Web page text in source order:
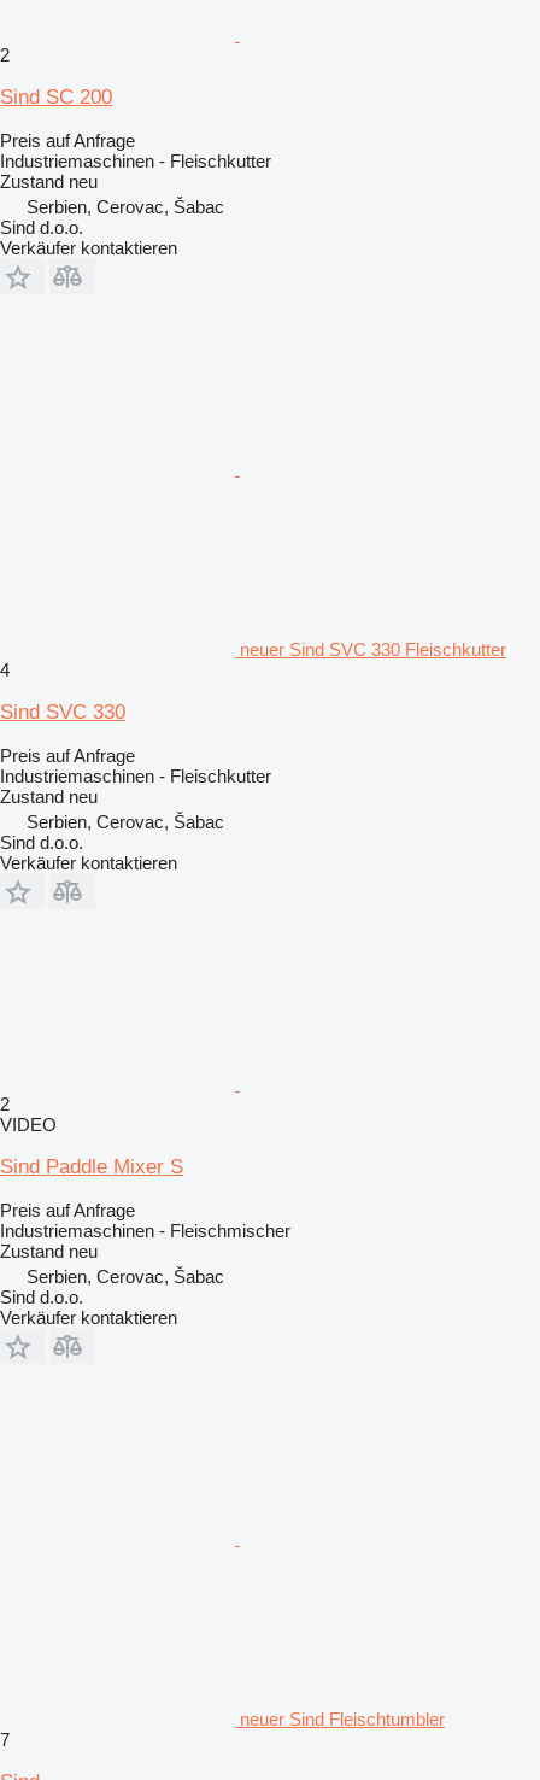
2
Sind SC 200
Preis auf Anfrage
Industriemaschinen - Fleischkutter
Zustand neu
Serbien, Cerovac, Šabac
Sind d.o.o.
Verkäufer kontaktieren
neuer Sind SVC 330 Fleischkutter
4
Sind SVC 330
Preis auf Anfrage
Industriemaschinen - Fleischkutter
Zustand neu
Serbien, Cerovac, Šabac
Sind d.o.o.
Verkäufer kontaktieren
2
VIDEO
Sind Paddle Mixer S
Preis auf Anfrage
Industriemaschinen - Fleischmischer
Zustand neu
Serbien, Cerovac, Šabac
Sind d.o.o.
Verkäufer kontaktieren
neuer Sind Fleischtumbler
7